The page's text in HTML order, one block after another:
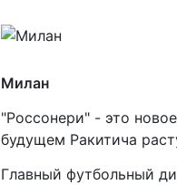
Милан
"Россонери" - это
будущем Ракитича
Главный футбольный